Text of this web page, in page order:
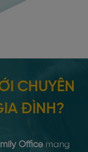
CHUYÊN
ĐÌNH?
Office mang